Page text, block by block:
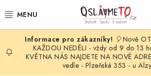
na
OSLAVA NAROZENIN
STYLOVÁ PARTY
🎈Nově
KAŽDOU NEDĚLI - vždy od 9 do 13
KVĚTNA NÁS NAJDETE NA NOVÉ
vedle - Plzeňská 353 - u